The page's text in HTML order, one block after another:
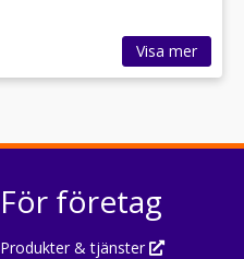
Visa mer
För företag
Produkter & tjänster